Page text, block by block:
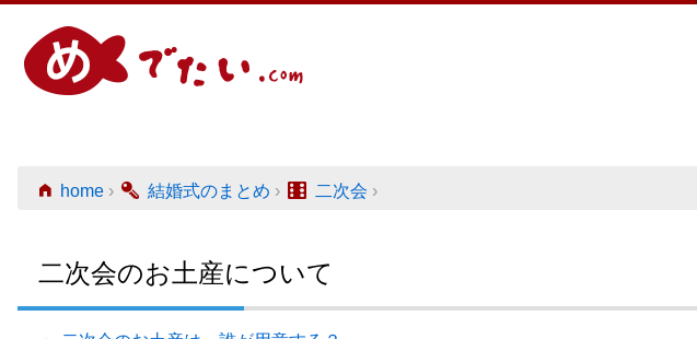
home › 結婚式のまとめ › 二次会 ›
二次会のお土産について